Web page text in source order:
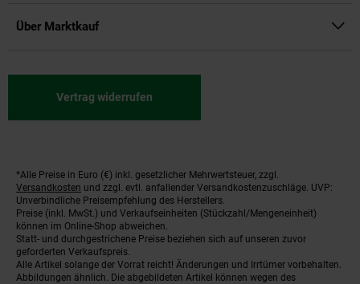
Über Marktkauf
Vertrag widerrufen
Fußnoten
*Alle Preise in Euro (€) inkl. gesetzlicher Mehrwertsteuer, zzgl.
Versandkosten und zzgl. evtl. anfallender Versandkostenzuschläge. UVP:
Unverbindliche Preisempfehlung des Herstellers.
Preise (inkl. MwSt.) und Verkaufseinheiten (Stückzahl/Mengeneinheit)
können im Online-Shop abweichen.
Statt- und durchgestrichene Preise beziehen sich auf unseren zuvor
geforderten Verkaufspreis.
Alle Artikel solange der Vorrat reicht! Änderungen und Irrtümer vorbehalten.
Abbildungen ähnlich. Die abgebildeten Artikel können wegen des